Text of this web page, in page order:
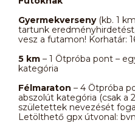
Gyermekverseny(kb. 1
tartunk
vesz a futamon! Korhatár:
5 km – 1 Ötpróba pont –
kategória
Félmaraton – 4 Ötpróba
abszolút kategória (csak a
születettek nevezését
Letölthető gpx útvonal: